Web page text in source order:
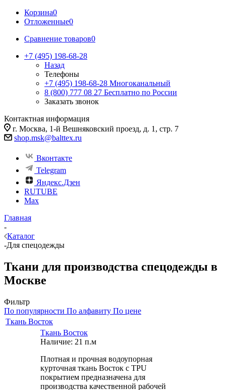
Корзина0
Отложенные0
Сравнение товаров0
+7 (495) 198-68-28
Назад
Телефоны
+7 (495) 198-68-28 Многоканальный
8 (800) 777 08 27 Бесплатно по России
Заказать звонок
Контактная информация
г. Москва, 1-й Вешняковский проезд, д. 1, стр. 7
shop.msk@balttex.ru
Вконтакте
Telegram
Яндекс.Дзен
RUTUBE
Max
Главная
-
Каталог
-Для спецодежды
Ткани для производства спецодежды в
Москве
Фильтр
По популярности По алфавиту По цене
Ткань Восток
Ткань Восток
Наличие: 21 п.м
Плотная и прочная водоупорная
курточная ткань Восток с TPU
покрытием предназначена для
производства качественной рабочей